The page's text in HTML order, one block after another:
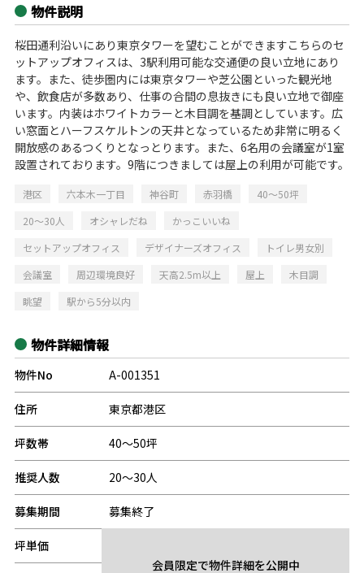
物件説明
桜田通利沿いにあり東京タワーを望むことができますこちらのセ
ットアップオフィスは、3駅利用可能な交通便の良い立地にあり
ます。また、徒歩圏内には東京タワーや芝公園といった観光地
や、飲食店が多数あり、仕事の合間の息抜きにも良い立地で御座
います。内装はホワイトカラーと木目調を基調としています。広
い窓面とハーフスケルトンの天井となっているため非常に明るく
開放感のあるつくりとなっとります。また、6名用の会議室が1室
設置されております。9階につきましては屋上の利用が可能です。
港区 六本木一丁目 神谷町 赤羽橋
40～50坪
20～30人
オシャレだね
かっこいいね
セットアップオフィス
デザイナーズオフィス
トイレ男女別
会議室
周辺環境良好 天高2.5m以上 屋上
木目調
眺望
駅から5分以内
物件詳細情報
物件No A-001351
住所 東京都港区
坪数帯 40～50坪
推奨人数 20～30人
募集期間 募集終了
坪単価
会員限定で物件詳細を公開中